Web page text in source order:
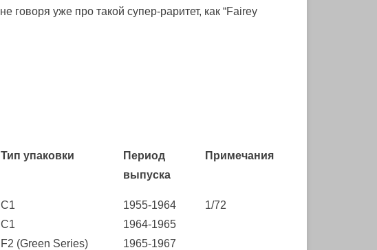
уже про такой супер-раритет, как “Fairey
Тип упаковки
Период
выпуска
Примечания
C1
C1
F2 (Green Series)
1955-1964
1964-1965
1965-1967
1/72